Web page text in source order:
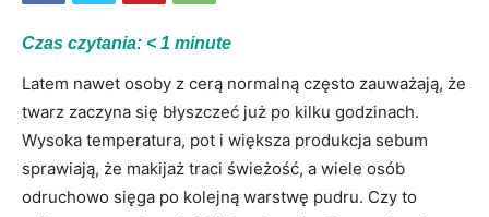
Czas czytania: < 1 minute
Latem nawet osoby z cerą normalną często zauważają, że
twarz zaczyna się błyszczeć już po kilku godzinach.
Wysoka temperatura, pot i większa produkcja sebum
sprawiają, że makijaż traci świeżość, a wiele osób
odruchowo sięga po kolejną warstwę pudru. Czy to